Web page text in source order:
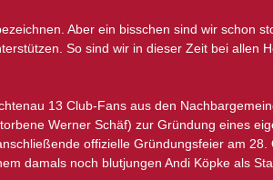
Aber ein bisschen sind wir schon
So sind wir in dieser Zeit bei allen
13 Club-Fans aus den
Werner Schäf) zur Gründung eines
offizielle Gründungsfeier am 28.
damals noch blutjungen Andi Köpke als